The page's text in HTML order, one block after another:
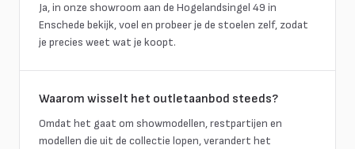
Ja, in onze showroom aan de Hogelandsingel 49 in
Enschede bekijk, voel en probeer je de stoelen zelf, zodat
je precies weet wat je koopt.
Waarom wisselt het outletaanbod steeds?
Omdat het gaat om showmodellen, restpartijen en
modellen die uit de collectie lopen, verandert het